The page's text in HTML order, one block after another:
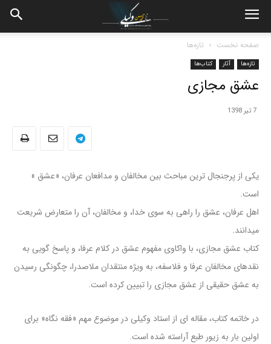
صفحه نخست تازه‌ها
تازه‌ها آثار کتاب‌ها
عشق مجازی
7 تیر 1398
یکی از پرجنجال ترین مباحث بین مخالفان و مدافعان عرفان، «عشق »
است.
اهل عرفان، عشق را راهی به سوی خدا، و مخالفان، آن را متعارض شریعت
میدانند.
کتاب عشق مجازی، با واکاوی مفهوم عشق در کلام عرفا، و پاسخ گویی به
نقدهای مخالفان عرفا و فلاسفه، به ویژه منتقدان ملاصدرا، چگونگی رسیدن
به عشق حقیقی از عشق مجازی را تبیین کرده است.
در خاتمه کتاب، مقاله ای از استاد وکیلی در موضوع مهم «فقه نگاه» برای
اولین بار به زیور طبع آراسته شده است.